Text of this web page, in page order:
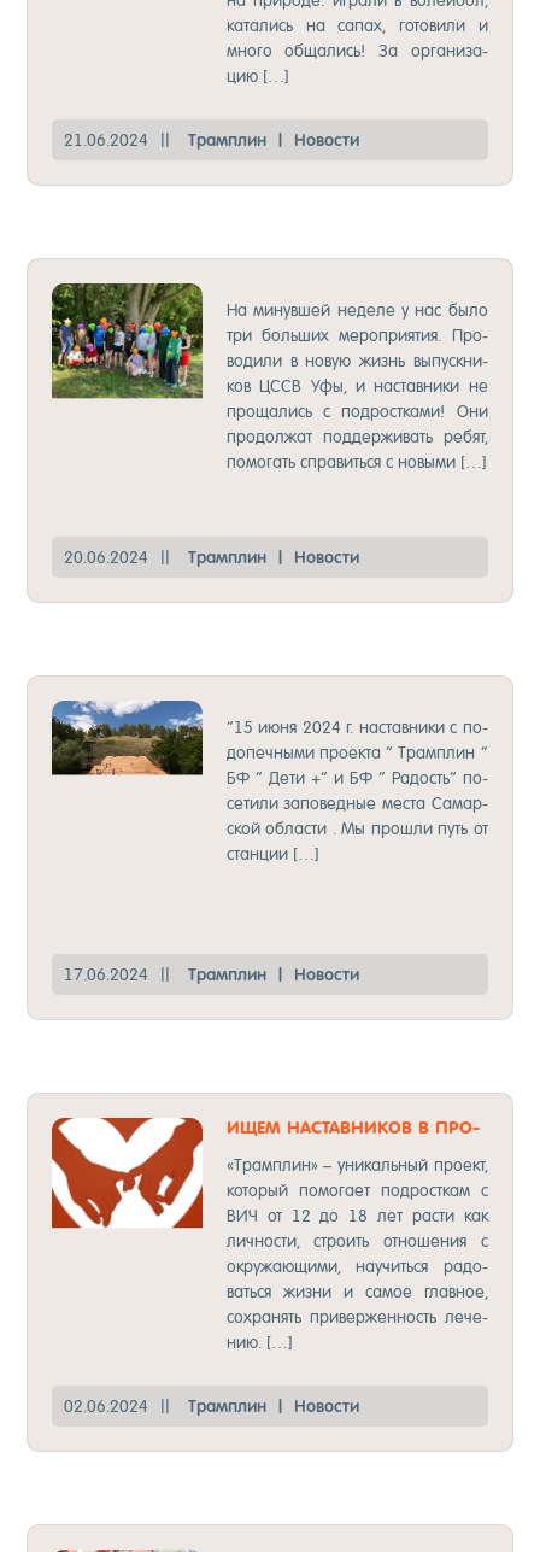
ка­та­лись на са­пах, го­то­ви­ли и
мно­го об­ща­лись! За ор­га­ни­за­
цию […]
21.06.2024 Трам­плин | Но­вос­ти
На ми­нув­шей не­де­ле у нас бы­ло
три боль­ших ме­роп­ри­ятия. Про­
во­ди­ли в но­вую жизнь вы­пус­кни­
ков ЦССВ Уфы, и нас­тав­ни­ки не
про­ща­лись с под­рос­тка­ми! Они
про­дол­жат под­дер­жи­вать ре­бят,
по­мо­гать спра­вить­ся с но­вы­ми […]
20.06.2024 Трам­плин | Но­вос­ти
“15 и­юня 2024 г. нас­тав­ни­ки с по­
до­печ­ны­ми про­ек­та ” Трам­плин ”
БФ ” Де­ти +” и БФ ” Ра­дость” по­
се­ти­ли за­по­вед­ные мес­та Са­мар­
ской об­лас­ти . Мы прош­ли путь от
стан­ции […]
17.06.2024 Трам­плин | Но­вос­ти
ИЩЕМ НАС­ТАВНИ­КОВ В ПРО­
«Трам­плин» – уни­каль­ный про­ект,
ко­то­рый по­мо­га­ет под­рос­ткам с
ВИЧ от 12 до 18 лет рас­ти как
лич­нос­ти, стро­ить от­но­ше­ния с
ок­ру­жа­ющи­ми, на­учить­ся ра­до­
вать­ся жиз­ни и са­мое глав­ное,
сох­ра­нять при­вер­жен­ность ле­че­
нию. […]
02.06.2024 Трам­плин | Но­вос­ти